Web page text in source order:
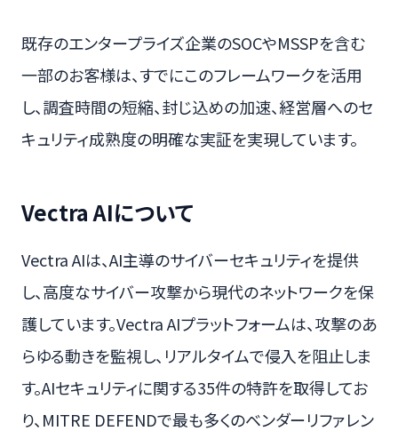
既存のエンタープライズ企業のSOCやMSSPを含む
一部のお客様は、すでにこのフレームワークを活用
し、調査時間の短縮、封じ込めの加速、経営層へのセ
キュリティ成熟度の明確な実証を実現しています。
Vectra AIについて
Vectra AIは、AI主導のサイバーセキュリティを提供
し、高度なサイバー攻撃から現代のネットワークを保
護しています。Vectra AIプラットフォームは、攻撃のあ
らゆる動きを監視し、リアルタイムで侵入を阻止しま
す。AIセキュリティに関する35件の特許を取得してお
り、MITRE DEFENDで最も多くのベンダーリファレン